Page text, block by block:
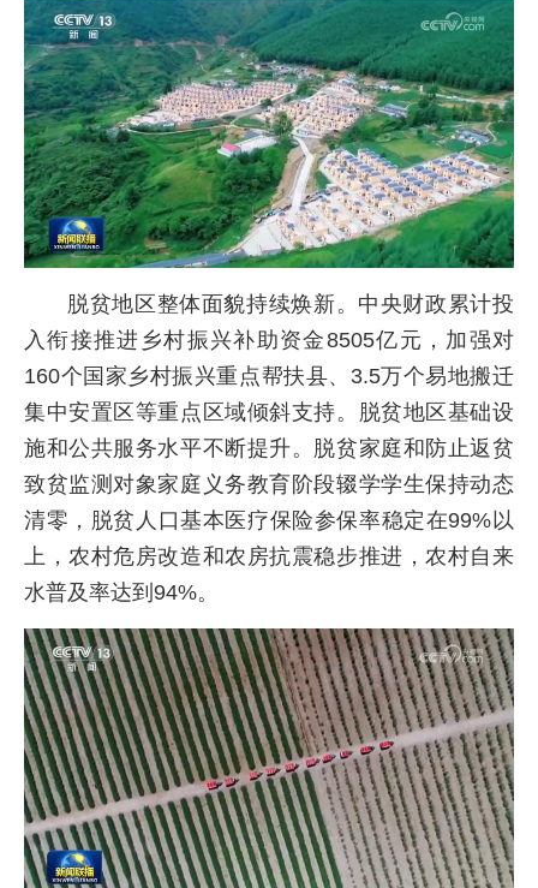
脱贫地区整体面貌持续焕新。中央财政累计投
入衔接推进乡村振兴补助资金8505亿元，加强对
160个国家乡村振兴重点帮扶县、3.5万个易地搬迁
集中安置区等重点区域倾斜支持。脱贫地区基础设
施和公共服务水平不断提升。脱贫家庭和防止返贫
致贫监测对象家庭义务教育阶段辍学学生保持动态
清零，脱贫人口基本医疗保险参保率稳定在99%以
上，农村危房改造和农房抗震稳步推进，农村自来
水普及率达到94%。